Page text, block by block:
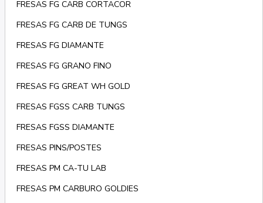
FRESAS FG CARB CORTACOR
FRESAS FG CARB DE TUNGS
FRESAS FG DIAMANTE
FRESAS FG GRANO FINO
FRESAS FG GREAT WH GOLD
FRESAS FGSS CARB TUNGS
FRESAS FGSS DIAMANTE
FRESAS PINS/POSTES
FRESAS PM CA-TU LAB
FRESAS PM CARBURO GOLDIES